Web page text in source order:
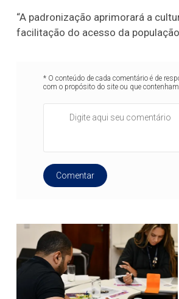
“A padronização aprimorará a
facilitação do acesso da
* O conteúdo de cada comentário é de
com o propósito do site ou que
Comentar